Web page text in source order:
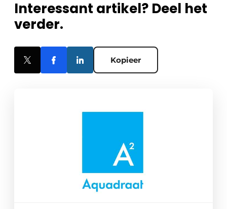
Interessant artikel? Deel het
verder.
Kopieer